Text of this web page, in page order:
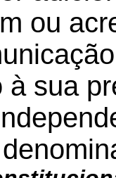
ou
à sua